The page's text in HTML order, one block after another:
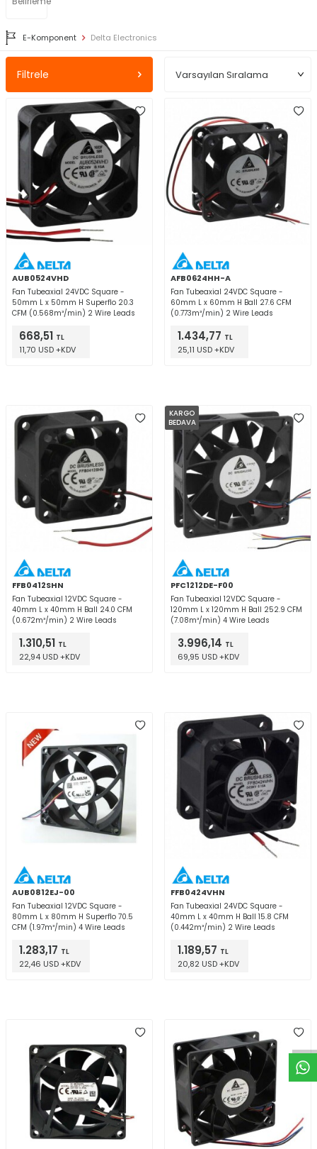
W
h
t
a
p
p
D
e
s
e
H
a
t
t
E-Komponent Delta Electronics
Filtrele
AUB0524VHD
Fan Tubeaxial 24VDC Square -
50mm L x 50mm H Superflo 20.3
CFM (0.568m³/min) 2 Wire Leads
668,51 TL
11,70 USD +KDV
AFB0624HH-A
Fan Tubeaxial 24VDC Square -
60mm L x 60mm H Ball 27.6 CFM
(0.773m³/min) 2 Wire Leads
1.434,77 TL
25,11 USD +KDV
FFB0412SHN
Fan Tubeaxial 12VDC Square -
40mm L x 40mm H Ball 24.0 CFM
(0.672m³/min) 2 Wire Leads
1.310,51 TL
22,94 USD +KDV
KARGO
BEDAVA
PFC1212DE-F00
Fan Tubeaxial 12VDC Square -
120mm L x 120mm H Ball 252.9 CFM
(7.08m³/min) 4 Wire Leads
3.996,14 TL
69,95 USD +KDV
AUB0812EJ-00
Fan Tubeaxial 12VDC Square -
80mm L x 80mm H Superflo 70.5
CFM (1.97m³/min) 4 Wire Leads
1.283,17 TL
22,46 USD +KDV
FFB0424VHN
Fan Tubeaxial 24VDC Square -
40mm L x 40mm H Ball 15.8 CFM
(0.442m³/min) 2 Wire Leads
1.189,57 TL
20,82 USD +KDV